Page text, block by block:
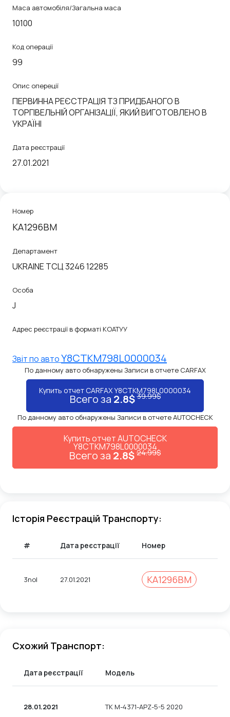
Маса автомобіля/Загальна маса
10100
Код операції
99
Опис опереції
ПЕРВИННА РЕЄСТРАЦІЯ ТЗ ПРИДБАНОГО В
ТОРГІВЕЛЬНІЙ ОРГАНІЗАЦІЇ, ЯКИЙ ВИГОТОВЛЕНО В
УКРАЇНІ
Дата реєстрації
27.01.2021
Номер
KA1296BM
Департамент
UKRAINE ТСЦ 3246 12285
Особа
J
Адрес реєстрації в форматі КОАТУУ
Звiт по автоY8CTKM798L0000034
По данному авто обнаружены Записи в отчете CARFAX
Купить отчет CARFAX Y8CTKM798L0000034
Всего за 2.8$39.99$
По данному авто обнаружены Записи в отчете AUTOCHECK
Купить отчет AUTOCHECK
Y8CTKM798L0000034
Всего за 2.8$24.99$
Історія Реєстрацій Транспорту:
# Дата реєстрації Номер
3nol 27.01.2021 KA1296BM
Схожий Транспорт:
Дата реєстрації Модель
28.01.2021 TK M-4371-APZ-5-5 2020